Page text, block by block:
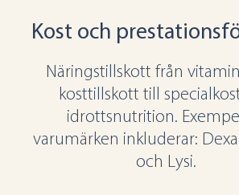
Kost och
Näringstillskott från
kosttillskott till
idrottsnutrition.
varumärken inkluderar:
och Lysi.